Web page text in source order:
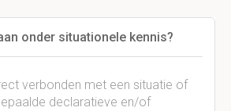
onder situationele kennis?
verbonden met een situatie of
declaratieve en/of